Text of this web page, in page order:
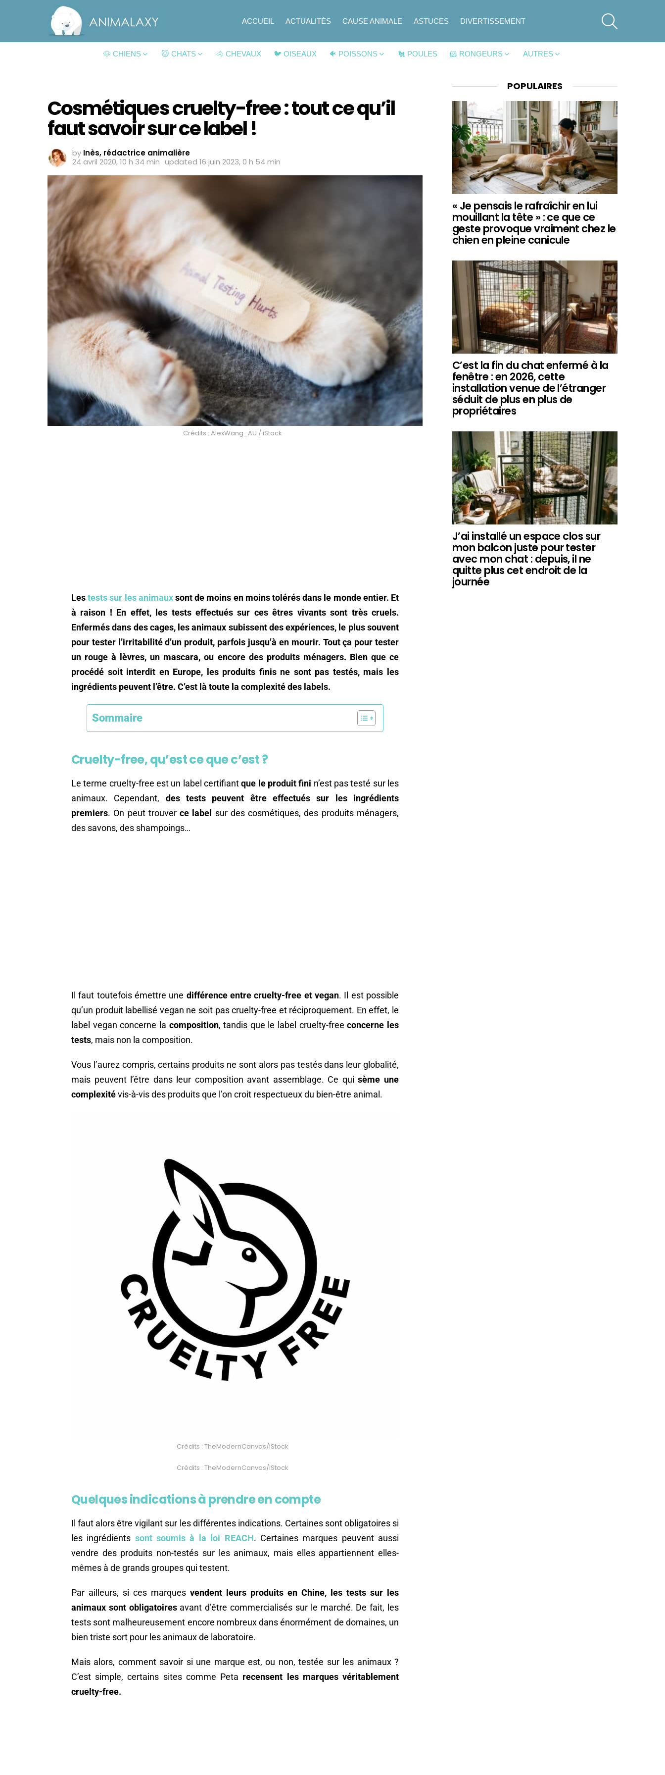
ACCUEIL ACTUALITÉS CAUSE ANIMALE ASTUCES DIVERTISSEMENT
🐶 CHIENS 🐱 CHATS 🐴 CHEVAUX 🐦 OISEAUX 🐠 POISSONS 🐔 POULES 🐹 RONGEURS AUTRES
Cosmétiques cruelty-free : tout ce qu’il
faut savoir sur ce label !
by Inès, rédactrice animalière
24 avril 2020, 10 h 34 min updated 16 juin 2023, 0 h 54 min
Crédits : AlexWang_AU / iStock
Lestests sur les animauxsont de moins en moins tolérés dans le monde entier. Et
à raison ! En effet, les tests effectués sur ces êtres vivants sont très cruels.
Enfermés dans des cages, les animaux subissent des expériences, le plus souvent
pour tester l’irritabilité d’un produit, parfois jusqu’à en mourir. Tout ça pour tester
un rouge à lèvres, un mascara, ou encore des produits ménagers. Bien que ce
procédé soit interdit en Europe, les produits finis ne sont pas testés, mais les
ingrédients peuvent l’être. C’est là toute la complexité des labels.
Sommaire
Cruelty-free, qu’est ce que c’est ?
Le terme cruelty-free est un label certifiantque le produit fini n’est pas testé sur les
animaux. Cependant, des tests peuvent être effectués sur les ingrédients
premiers. On peut trouverce label sur des cosmétiques, des produits ménagers,
des savons, des shampoings…
Il faut toutefois émettre une différence entre cruelty-free et vegan. Il est possible
qu’un produit labellisé vegan ne soit pas cruelty-free et réciproquement. En effet, le
label vegan concerne la composition, tandis que le label cruelty-freeconcerne les
tests, mais non la composition.
Vous l’aurez compris, certains produits ne sont alors pas testés dans leur globalité,
mais peuvent l’être dans leur composition avant assemblage. Ce quisème une
complexitévis-à-vis des produits que l’on croit respectueux du bien-être animal.
Crédits : TheModernCanvas/iStock
Crédits : TheModernCanvas/iStock
Quelques indications à prendre en compte
Il faut alors être vigilant sur les différentes indications. Certaines sont obligatoires si
les ingrédients sont soumis à la loi REACH. Certaines marques peuvent aussi
vendre des produits non-testés sur les animaux, mais elles appartiennent elles-
mêmes à de grands groupes qui testent.
Par ailleurs, si ces marques vendent leurs produits en Chine, les tests sur les
animaux sont obligatoiresavant d’être commercialisés sur le marché. De fait, les
tests sont malheureusement encore nombreux dans énormément de domaines, un
bien triste sort pour les animaux de laboratoire.
Mais alors, comment savoir si une marque est, ou non, testée sur les animaux ?
C’est simple, certains sites comme Peta recensent les marques véritablement
cruelty-free.
POPULAIRES
« Je pensais le rafraîchir en lui
mouillant la tête » : ce que ce
geste provoque vraiment chez le
chien en pleine canicule
C’est la fin du chat enfermé à la
fenêtre : en 2026, cette
installation venue de l’étranger
séduit de plus en plus de
propriétaires
J’ai installé un espace clos sur
mon balcon juste pour tester
avec mon chat : depuis, il ne
quitte plus cet endroit de la
journée